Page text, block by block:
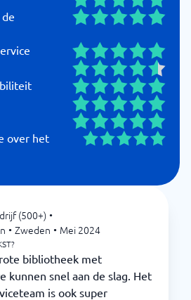
over het
(500+) •
• Zweden • Mei 2024
bibliotheek met
kunnen snel aan de slag. Het
is ook super